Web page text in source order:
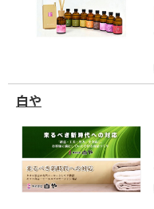
白や